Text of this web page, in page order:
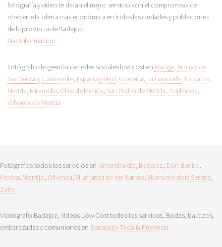
fotografía y vídeo te darán el mejor servicio con el compromiso de
ofrecerte la oferta más económica en todas las ciudades y poblaciones
de la provincia de Badajoz.
Más Información
Fotógrafo de gestión de redes sociales low cost enAlange, Arroyo de
San Servan, Calamonte, Esparragalejo, Guareña, La Garrovilla, La Zarza,
Merida, Mirandilla, Oliva de Merida, San Pedro de Merida, Trujillanos,
Valverde de Merida
Fotógrafos todos los servicios en Almendralejo, Badajoz, Don Benito,
Merida, Montijo, Olivenza,Villafranca de los Barros,Villanueva de la Serena,
Zafra
Videografo Badajoz, Videos Low Cost todos los servicos, Bodas, bautizos,
embarazadas y comuniones en Badajoz y Toda la Provincia